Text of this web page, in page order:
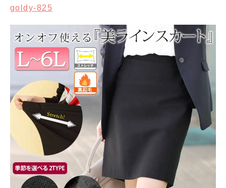
goldy-825